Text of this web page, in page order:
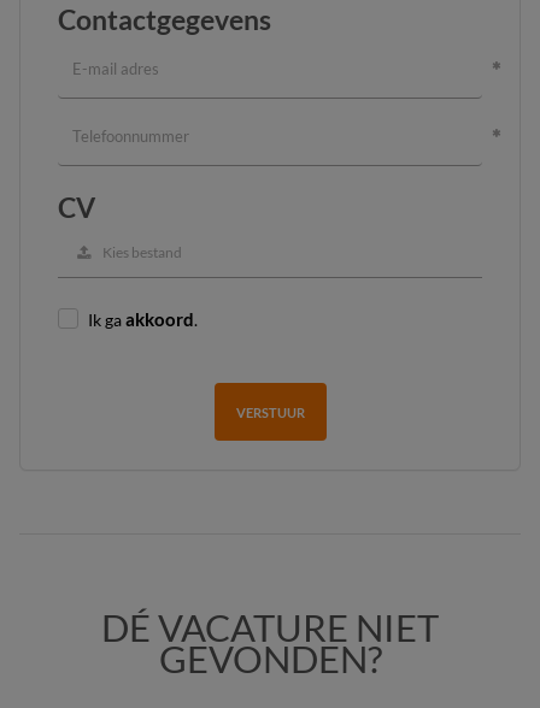
Contactgegevens
CV
Kies bestand
Ik gaakkoord.
VERSTUUR
DÉ VACATURE NIET
GEVONDEN?